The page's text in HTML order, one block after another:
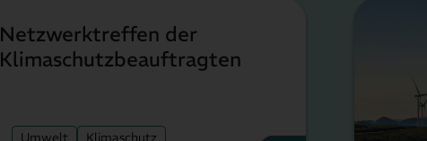
Netzwerktreffen der
Klimaschutzbeauftragten
Umwelt Klimaschutz